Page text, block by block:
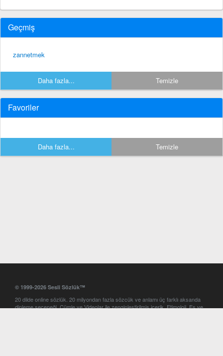
Geçmiş
zannetmek
Daha fazla... Temizle
Favoriler
Daha fazla... Temizle
© 1999-2026 Sesli Sözlük™
20 dilde online sözlük. 20 milyondan fazla sözcük ve anlamı üç farklı aksanda
dinleme seçeneği. Cümle ve Videolar ile zenginleştirilmiş içerik. Etimoloji, Eş ve